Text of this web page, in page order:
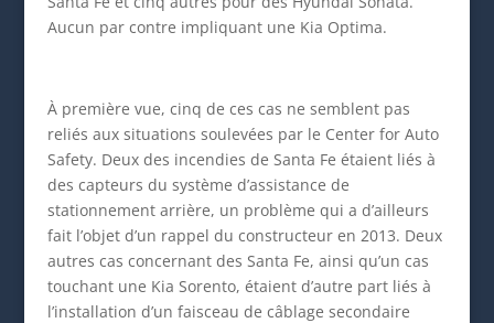
Aucun par contre impliquant une Kia Optima.
À première vue, cinq de ces cas ne semblent pas
reliés aux situations soulevées par le Center for Auto
Safety. Deux des incendies de Santa Fe étaient liés à
des capteurs du système d’assistance de
stationnement arrière, un problème qui a d’ailleurs
fait l’objet d’un rappel du constructeur en 2013. Deux
autres cas concernant des Santa Fe, ainsi qu’un cas
touchant une Kia Sorento, étaient d’autre part liés à
l’installation d’un faisceau de câblage secondaire